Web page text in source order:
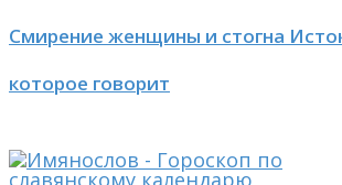
Смирение женщины и стогна
которое говорит